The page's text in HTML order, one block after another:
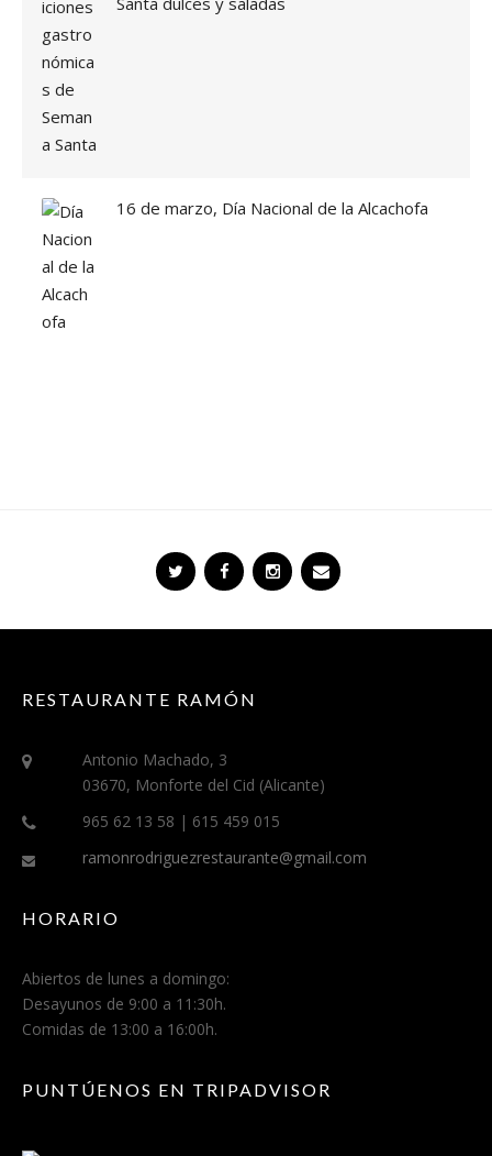
16 de marzo, Día Nacional de la Alcachofa
RESTAURANTE RAMÓN
Antonio Machado, 3
03670, Monforte del Cid (Alicante)
965 62 13 58 | 615 459 015
ramonrodriguezrestaurante@gmail.com
HORARIO
Abiertos de lunes a domingo:
Desayunos de 9:00 a 11:30h.
Comidas de 13:00 a 16:00h.
PUNTÚENOS EN TRIPADVISOR